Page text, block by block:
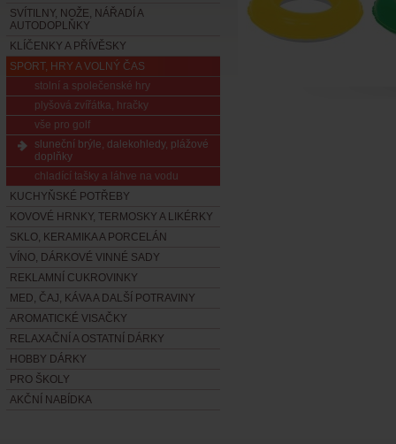
SVÍTILNY, NOŽE, NÁŘADÍ A
AUTODOPLŇKY
KLÍČENKY A PŘÍVĚSKY
SPORT, HRY A VOLNÝ ČAS
stolní a společenské hry
plyšová zvířátka, hračky
vše pro golf
sluneční brýle, dalekohledy, plážové
doplňky
chladící tašky a láhve na vodu
KUCHYŇSKÉ POTŘEBY
KOVOVÉ HRNKY, TERMOSKY A LIKÉRKY
SKLO, KERAMIKA A PORCELÁN
VÍNO, DÁRKOVÉ VINNÉ SADY
REKLAMNÍ CUKROVINKY
MED, ČAJ, KÁVA A DALŠÍ POTRAVINY
AROMATICKÉ VISAČKY
RELAXAČNÍ A OSTATNÍ DÁRKY
HOBBY DÁRKY
PRO ŠKOLY
AKČNÍ NABÍDKA